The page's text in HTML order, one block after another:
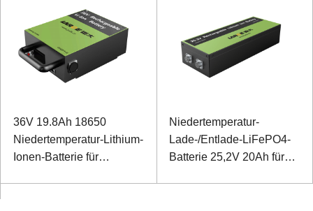
36V 19.8Ah 18650
Niedertemperatur-Lithium-
Ionen-Batterie für
Niedertemperatur-
Lade-/Entlade-LiFePO4-
Batterie 25,2V 20Ah für